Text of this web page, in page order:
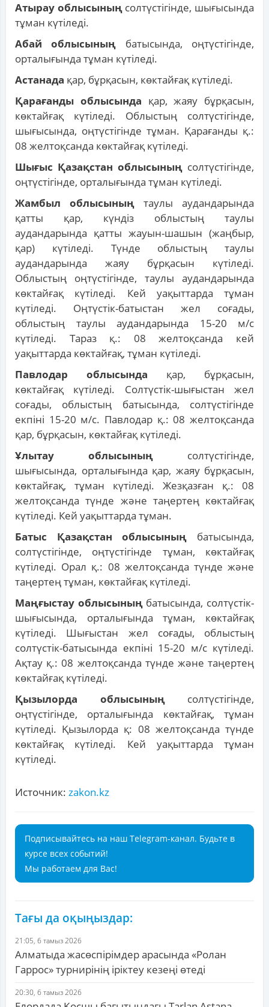
Атырау облысыныңсолтүстігінде, шығысында
тұман күтіледі.
Абай облысының батысында, оңтүстігінде,
орталығында тұман күтіледі.
Астанада қар, бұрқасын, көктайғақ күтіледі.
Қарағанды облысында қар, жаяу бұрқасын,
көктайғақ күтіледі. Облыстың солтүстігінде,
шығысында, оңтүстігінде тұман. Қарағанды қ.:
08 желтоқсанда көктайғақ күтіледі.
Шығыс Қазақстан облысының солтүстігінде,
оңтүстігінде, орталығында тұман күтіледі.
Жамбыл облысының таулы аудандарында
қатты қар, күндіз облыстың таулы
аудандарында қатты жауын-шашын (жаңбыр,
қар) күтіледі. Түнде облыстың таулы
аудандарында жаяу бұрқасын күтіледі.
Облыстың оңтүстігінде, таулы аудандарында
көктайғақ күтіледі. Кей уақыттарда тұман
күтіледі. Оңтүстік-батыстан жел соғады,
облыстың таулы аудандарында 15-20 м/с
күтіледі. Тараз қ.: 08 желтоқсанда кей
уақыттарда көктайғақ, тұман күтіледі.
Павлодар облысында қар, бұрқасын,
көктайғақ күтіледі. Солтүстік-шығыстан жел
соғады, облыстың батысында, солтүстігінде
екпіні 15-20 м/с. Павлодар қ.: 08 желтоқсанда
қар, бұрқасын, көктайғақ күтіледі.
Ұлытау облысының солтүстігінде,
шығысында, орталығында қар, жаяу бұрқасын,
көктайғақ, тұман күтіледі. Жезқазған қ.: 08
желтоқсанда түнде және таңертең көктайғақ
күтіледі. Кей уақыттарда тұман.
Батыс Қазақстан облысының батысында,
солтүстігінде, оңтүстігінде тұман, көктайғақ
күтіледі. Орал қ.: 08 желтоқсанда түнде және
таңертең тұман, көктайғақ күтіледі.
Маңғыстау облысының батысында, солтүстік-
шығысында, орталығында тұман, көктайғақ
күтіледі. Шығыстан жел соғады, облыстың
солтүстік-батысында екпіні 15-20 м/с күтіледі.
Ақтау қ.: 08 желтоқсанда түнде және таңертең
көктайғақ күтіледі.
Қызылорда облысының солтүстігінде,
оңтүстігінде, орталығында көктайғақ, тұман
күтіледі. Қызылорда қ: 08 желтоқсанда түнде
көктайғақ күтіледі. Кей уақыттарда тұман
күтіледі.
Источник: zakon.kz
Подписывайтесь на наш Telegram-канал. Будьте в
курсе всех событий!
Мы работаем для Вас!
Тағы да оқыңыздар:
21:05, 6 тамыз 2026
Алматыда жасөспірімдер арасында «Ролан
Гаррос» турнирінің іріктеу кезеңі өтеді
20:30, 6 тамыз 2026